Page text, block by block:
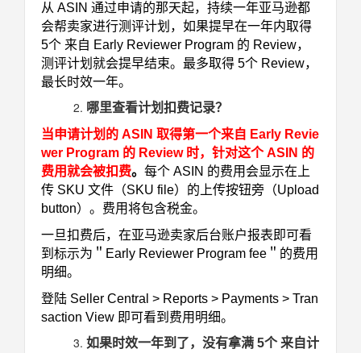
从 ASIN 通过申请的那天起，持续一年亚马逊都
会帮卖家进行测评计划，如果提早在一年内取得
5个 来自 Early Reviewer Program 的 Review，
测评计划就会提早结束。最多取得 5个 Review，
最长时效一年。
哪里查看计划扣费记录？
当申请计划的 ASIN 取得第一个来自 Early Revie
wer Program 的 Review 时，针对这个 ASIN 的
费用就会被扣费。 每个 ASIN 的费用会显示在上
传 SKU 文件（SKU file）的上传按钮旁（Upload
button）。费用将包含税金。
一旦扣费后，在亚马逊卖家后台账户报表即可看
到标示为＂Early Reviewer Program fee＂的费用
明细。
登陆 Seller Central > Reports > Payments > Tran
saction View 即可看到费用明细。
如果时效一年到了，没有拿满 5个 来自计